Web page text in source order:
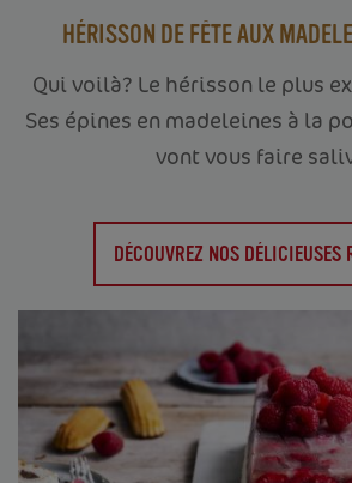
HÉRISSON DE FÊTE AUX
Qui voilà? Le hérisson le plus
Ses épines en madeleines à la
vont vous faire
DÉCOUVREZ NOS DÉLICIEUSES